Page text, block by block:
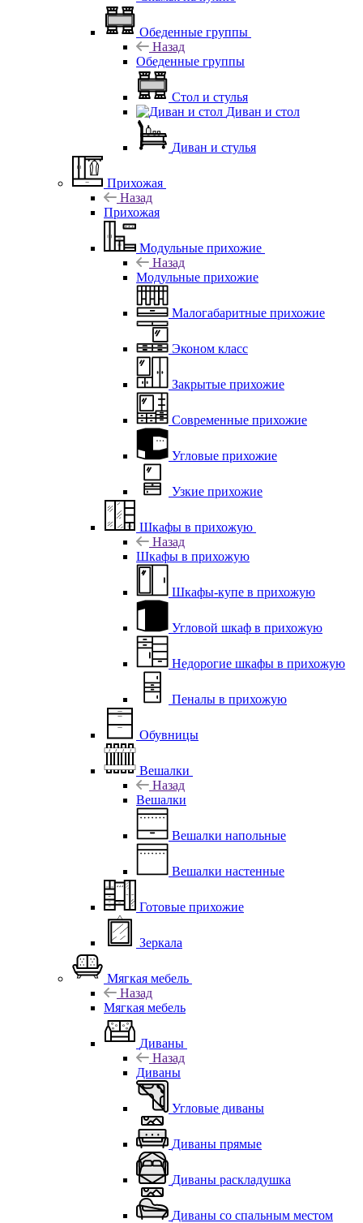
Обеденные группы
Назад
Обеденные группы
Стол и стулья
Диван и стол
Диван и стулья
Прихожая
Назад
Прихожая
Модульные прихожие
Назад
Модульные прихожие
Малогабаритные прихожие
Эконом класс
Закрытые прихожие
Современные прихожие
Угловые прихожие
Узкие прихожие
Шкафы в прихожую
Назад
Шкафы в прихожую
Шкафы-купе в прихожую
Угловой шкаф в прихожую
Недорогие шкафы в прихожую
Пеналы в прихожую
Обувницы
Вешалки
Назад
Вешалки
Вешалки напольные
Вешалки настенные
Готовые прихожие
Зеркала
Мягкая мебель
Назад
Мягкая мебель
Диваны
Назад
Диваны
Угловые диваны
Диваны прямые
Диваны раскладушка
Диваны со спальным местом